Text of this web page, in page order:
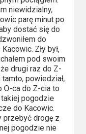
niewidzialny,
parę minut po
dostać się do
do
Zły był,
pod swoim
drugi raz do Z-
powiedział,
O-ca do Z-cia to
pogodzie
do Kacowic.
przebyć drogę z
pogodzie nie